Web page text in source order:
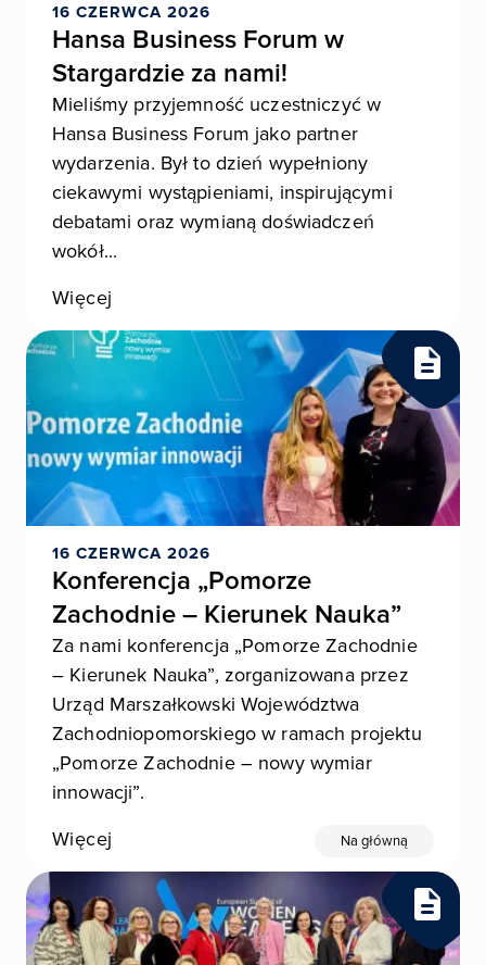
16 CZERWCA 2026
Hansa Business Forum w
Stargardzie za nami!
Mieliśmy przyjemność uczestniczyć w
Hansa Business Forum jako partner
wydarzenia. Był to dzień wypełniony
ciekawymi wystąpieniami, inspirującymi
debatami oraz wymianą doświadczeń
wokół...
Więcej
16 CZERWCA 2026
Konferencja „Pomorze
Zachodnie – Kierunek Nauka”
Za nami konferencja „Pomorze Zachodnie
– Kierunek Nauka”, zorganizowana przez
Urząd Marszałkowski Województwa
Zachodniopomorskiego w ramach projektu
„Pomorze Zachodnie – nowy wymiar
innowacji”.
Więcej
Na główną